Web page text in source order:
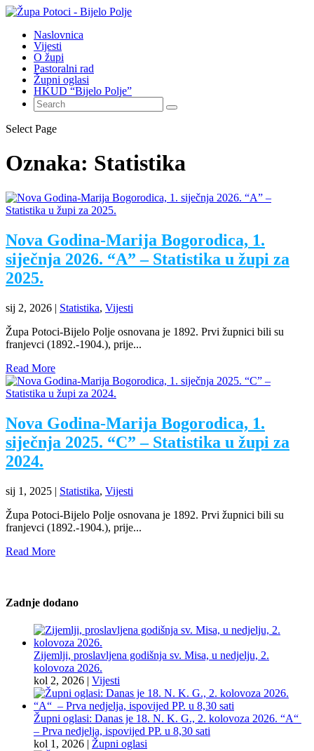
Naslovnica
Vijesti
O župi
Pastoralni rad
Župni oglasi
HKUD “Bijelo Polje”
Select Page
Oznaka: Statistika
Nova Godina-Marija Bogorodica, 1.
siječnja 2026. “A” – Statistika u župi za
2025.
sij 2, 2026 | Statistika, Vijesti
Župa Potoci-Bijelo Polje osnovana je 1892. Prvi župnici bili su
franjevci (1892.-1904.), prije...
Read More
Nova Godina-Marija Bogorodica, 1.
siječnja 2025. “C” – Statistika u župi za
2024.
sij 1, 2025 | Statistika, Vijesti
Župa Potoci-Bijelo Polje osnovana je 1892. Prvi župnici bili su
franjevci (1892.-1904.), prije...
Read More
Zadnje dodano
Zijemlji, proslavljena godišnja sv. Misa, u nedjelju, 2.
kolovoza 2026.
kol 2, 2026 | Vijesti
Župni oglasi: Danas je 18. N. K. G., 2. kolovoza 2026. “A“
– Prva nedjelja, ispovijed PP. u 8,30 sati
kol 1, 2026 | Župni oglasi